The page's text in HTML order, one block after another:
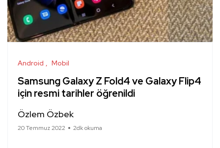
Android Mobil
Samsung Galaxy Z Fold4 ve Galaxy Flip4
için resmi tarihler öğrenildi
Özlem Özbek
20 Temmuz 2022 2dk okuma